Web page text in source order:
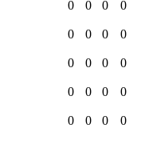
0 0 0 0
0 0 0 0
0 0 0 0
0 0 0 0
0 0 0
0